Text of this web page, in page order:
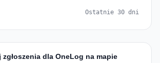
Ostatnie 30 dni
zgłoszenia dla OneLog na mapie